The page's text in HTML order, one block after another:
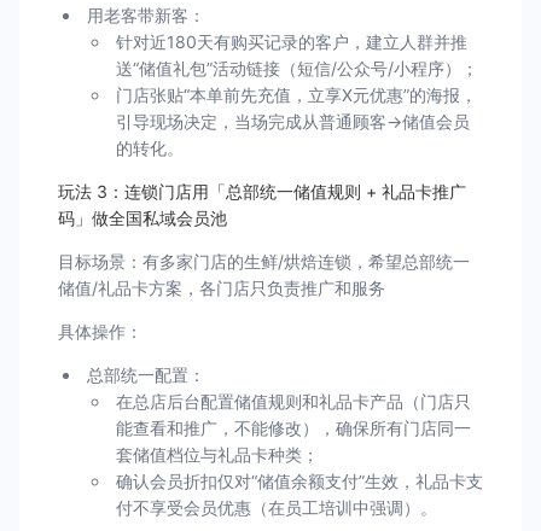
用老客带新客：
针对近180天有购买记录的客户，建立人群并推
送“储值礼包”活动链接（短信/公众号/小程序）；
门店张贴“本单前先充值，立享X元优惠”的海报，
引导现场决定，当场完成从普通顾客→储值会员
的转化。
玩法 3：连锁门店用「总部统一储值规则 + 礼品卡推广
码」做全国私域会员池
目标场景：有多家门店的生鲜/烘焙连锁，希望总部统一
储值/礼品卡方案，各门店只负责推广和服务
具体操作：
总部统一配置：
在总店后台配置储值规则和礼品卡产品（门店只
能查看和推广，不能修改），确保所有门店同一
套储值档位与礼品卡种类；
确认会员折扣仅对“储值余额支付”生效，礼品卡支
付不享受会员优惠（在员工培训中强调）。